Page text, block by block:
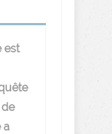
est
a